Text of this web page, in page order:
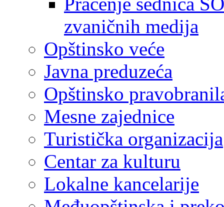
zvaničnih medija
Opštinsko veće
Javna preduzeća
Opštinsko
Mesne zajednice
Turistička organizacija
Centar za kulturu
Lokalne kancelarije